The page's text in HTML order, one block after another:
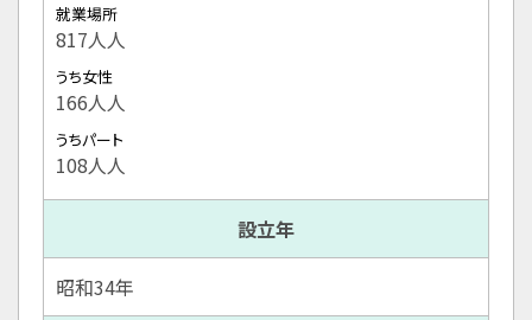
就業場所
817人人
うち女性
166人人
うちパート
108人人
設立年
昭和34年